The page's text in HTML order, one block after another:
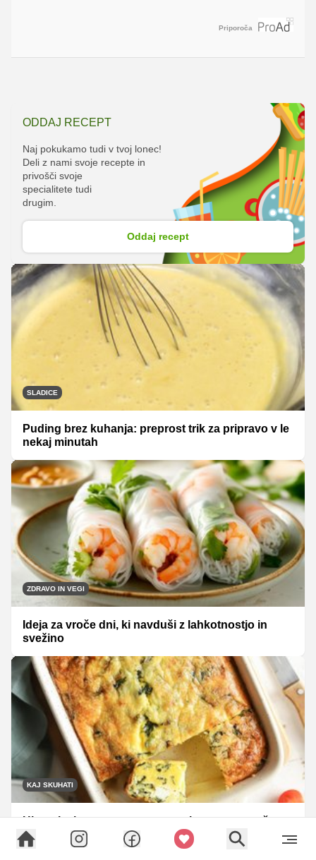
Priporoča
ODDAJ RECEPT
Naj pokukamo tudi v tvoj lonec!
Deli z nami svoje recepte in
privošči svoje
specialitete tudi
drugim.
Oddaj recept
SLADICE
Puding brez kuhanja: preprost trik za pripravo v le
nekaj minutah
ZDRAVO IN VEGI
Ideja za vroče dni, ki navduši z lahkotnostjo in
svežino
KAJ SKUHATI
Hitra pita brez testa: vse sestavine samo zmešate
in pečica opravi ostalo